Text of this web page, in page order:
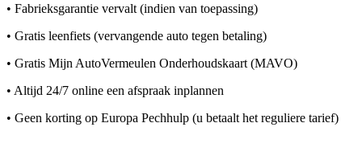
• Fabrieksgarantie vervalt (indien van toepassing)
• Gratis leenfiets (vervangende auto tegen betaling)
• Gratis Mijn AutoVermeulen Onderhoudskaart (MAVO)
• Altijd 24/7 online een afspraak inplannen
• Geen korting op Europa Pechhulp (u betaalt het reguliere tarief)